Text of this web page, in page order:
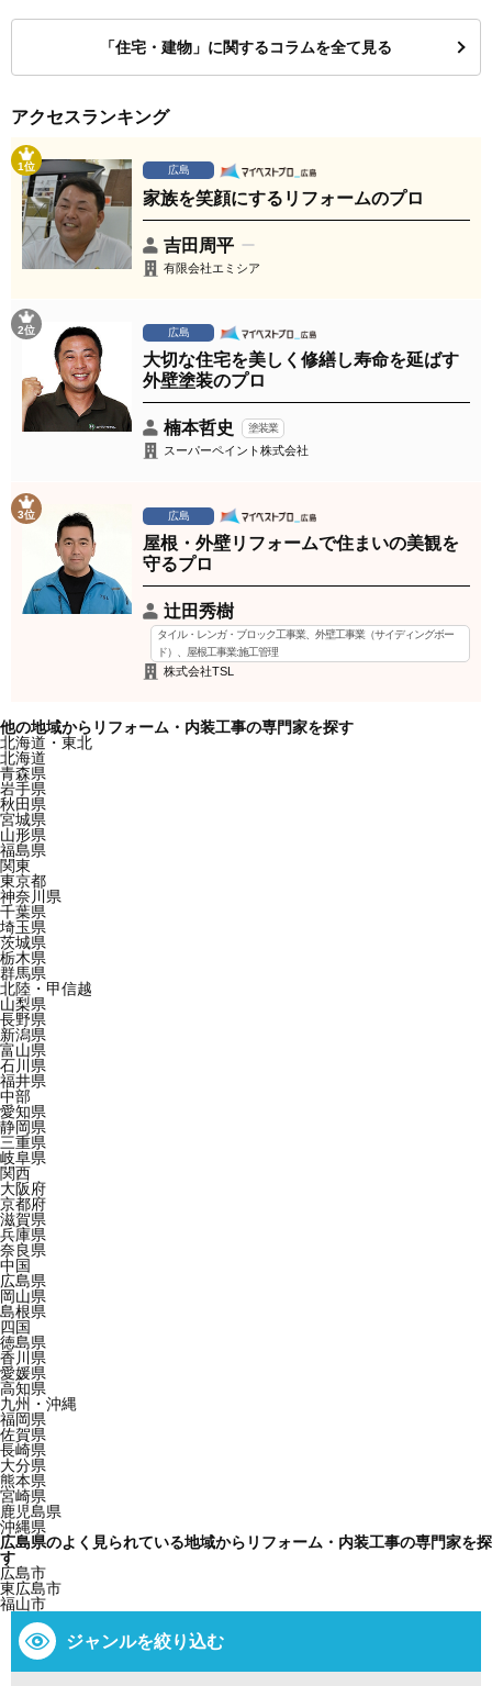
「住宅・建物」に関するコラムを全て見る
アクセスランキング
1位 広島
家族を笑顔にするリフォームのプロ
吉田周平
有限会社エミシア
2位 広島
大切な住宅を美しく修繕し寿命を延ばす
外壁塗装のプロ
楠本哲史 塗装業
スーパーペイント株式会社
3位 広島
屋根・外壁リフォームで住まいの美観を
守るプロ
辻田秀樹
タイル・レンガ・ブロック工事業、外壁工事業（サイディングボー
ド）、屋根工事業:施工管理
株式会社TSL
他の地域からリフォーム・内装工事の専門家を探す
北海道・東北
北海道
青森県
岩手県
秋田県
宮城県
山形県
福島県
関東
東京都
神奈川県
千葉県
埼玉県
茨城県
栃木県
群馬県
北陸・甲信越
山梨県
長野県
新潟県
富山県
石川県
福井県
中部
愛知県
静岡県
三重県
岐阜県
関西
大阪府
京都府
滋賀県
兵庫県
奈良県
中国
広島県
岡山県
島根県
四国
徳島県
香川県
愛媛県
高知県
九州・沖縄
福岡県
佐賀県
長崎県
大分県
熊本県
宮崎県
鹿児島県
沖縄県
広島県のよく見られている地域からリフォーム・内装工事の専門家を探
す
広島市
東広島市
福山市
ジャンルを絞り込む